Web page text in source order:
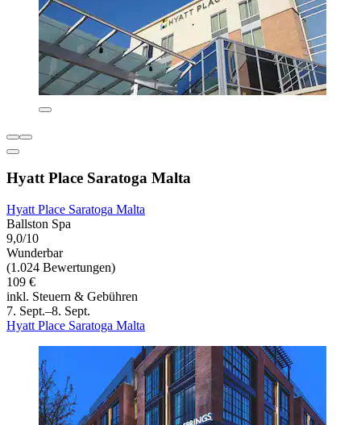
Hyatt Place Saratoga Malta
Hyatt Place Saratoga Malta
Ballston Spa
9,0/10
Wunderbar
(1.024 Bewertungen)
109 €
inkl. Steuern & Gebühren
7. Sept.–8. Sept.
Hyatt Place Saratoga Malta